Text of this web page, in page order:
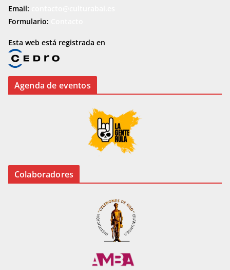
Email:
Formulario:
Esta web está registrada en
Agenda de eventos
Colaboradores